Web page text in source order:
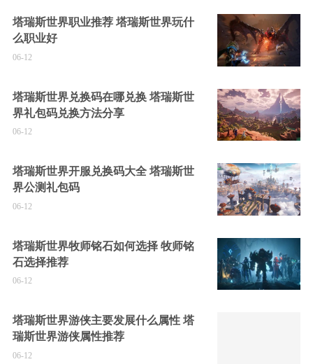
塔瑞斯世界职业推荐 塔瑞斯世界玩什
么职业好
06-12
塔瑞斯世界兑换码在哪兑换 塔瑞斯世
界礼包码兑换方法分享
06-12
塔瑞斯世界开服兑换码大全 塔瑞斯世
界公测礼包码
06-12
塔瑞斯世界牧师铭石如何选择 牧师铭
石选择推荐
06-12
塔瑞斯世界游侠主要发展什么属性 塔
瑞斯世界游侠属性推荐
06-12